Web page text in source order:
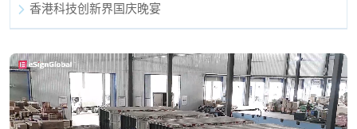
香港科技创新界国庆晚宴